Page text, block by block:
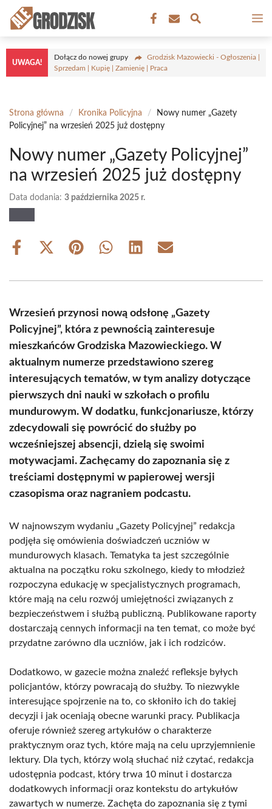
Przejdź
treści
UWAGA!
Dołącz do nowej grupy
Grodzisk Mazowiecki - Ogłoszenia |
Sprzedam | Kupię | Zamienię | Praca
Strona główna / Kronika Policyjna /
Nowy numer „Gazety
Policyjnej” na wrzesień 2025 już dostępny
Nowy numer „Gazety Policyjnej”
na wrzesień 2025 już dostępny
Data dodania: 3 października 2025 r.
Share
Share
(Twitter)
Share Share Share Share
Wrzesień przynosi nową odsłonę „Gazety
Policyjnej”, która z pewnością zainteresuje
mieszkańców Grodziska Mazowieckiego. W
aktualnym numerze przedstawiono szereg
interesujących tematów, w tym analizy dotyczące
pierwszych dni nauki w szkołach o profilu
mundurowym. W dodatku, funkcjonariusze, którzy
zdecydowali się powrócić do służby po
wcześniejszej absencji, dzielą się swoimi
motywacjami. Zachęcamy do zapoznania się z
treściami dostępnymi w papierowej wersji
czasopisma oraz nagraniem podcastu.
W najnowszym wydaniu „Gazety Policyjnej” redakcja
podjęła się omówienia doświadczeń uczniów w
mundurowych klasach. Tematyka ta jest szczególnie
aktualna na początku roku szkolnego, kiedy to młodzież
rozpoczyna edukację w specjalistycznych programach,
które mają na celu rozwój umiejętności związanych z
bezpieczeństwem i służbą publiczną. Publikowane raporty
dostarczają cennych informacji na ten temat, co może być
przydatne zarówno dla uczniów, jak i ich rodziców.
Dodatkowo, w gazecie można znaleźć refleksje byłych
policjantów, którzy powracają do służby. To niezwykle
interesujące spojrzenie na to, co skłoniło ich do takiej
decyzji i jak oceniają obecne warunki pracy. Publikacja
oferuje również szereg artykułów o charakterze
praktycznym oraz tych, które mają na celu uprzyjemnienie
lektury. Dla tych, którzy wolą słuchać niż czytać, redakcja
udostępnia podcast, który trwa 10 minut i dostarcza
dodatkowych informacji oraz kontekstu do artykułów
zawartych w numerze. Zachęta do zapoznania się z tymi